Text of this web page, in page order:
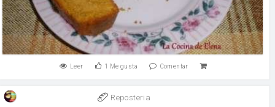
Leer 1 Me gusta Comentar
Reposteria